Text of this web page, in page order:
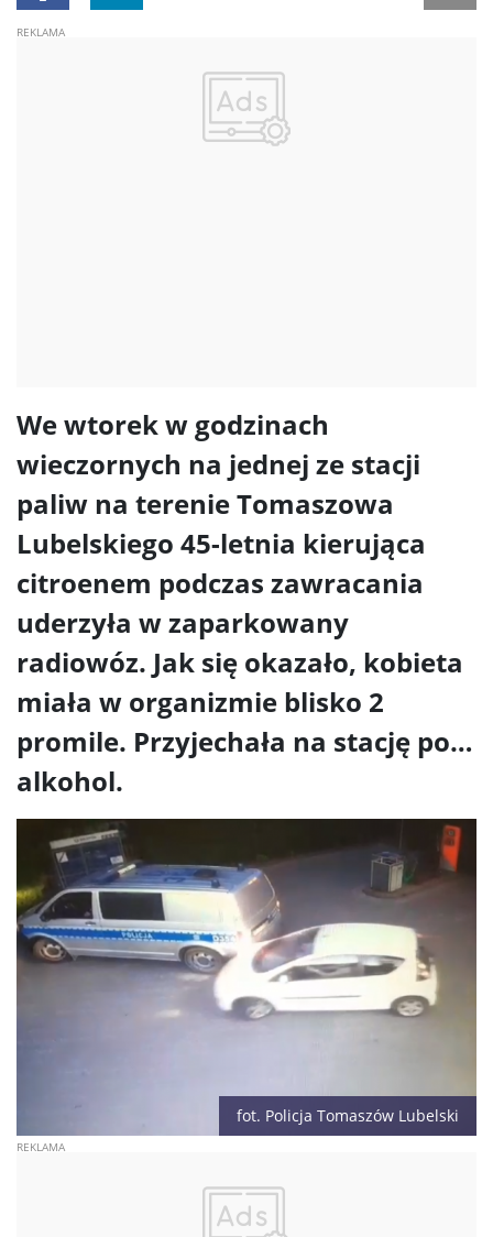
We wtorek w godzinach
wieczornych na jednej ze stacji
paliw na terenie Tomaszowa
Lubelskiego 45-letnia kierująca
citroenem podczas zawracania
uderzyła w zaparkowany
radiowóz. Jak się okazało, kobieta
miała w organizmie blisko 2
promile. Przyjechała na stację po…
alkohol.
fot. Policja Tomaszów Lubelski